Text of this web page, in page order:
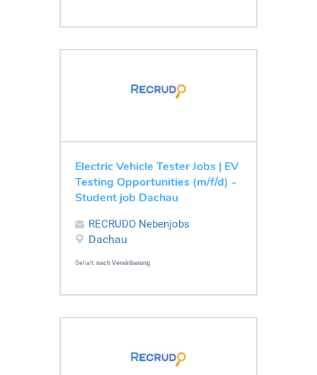
Electric Vehicle Tester Jobs | EV
Testing Opportunities (m/f/d) -
Student job Dachau
RECRUDO Nebenjobs
Dachau
Gehalt: nach Vereinbarung